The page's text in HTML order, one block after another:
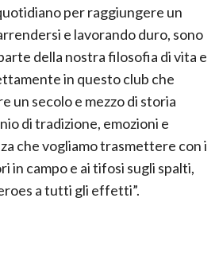
per raggiungere un
e lavorando duro, sono
della nostra filosofia di vita e
in questo club che
un secolo e mezzo di storia
di tradizione, emozioni e
che vogliamo trasmettere con i
in campo e ai tifosi sugli spalti,
a tutti gli effetti”.